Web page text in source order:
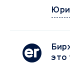
это